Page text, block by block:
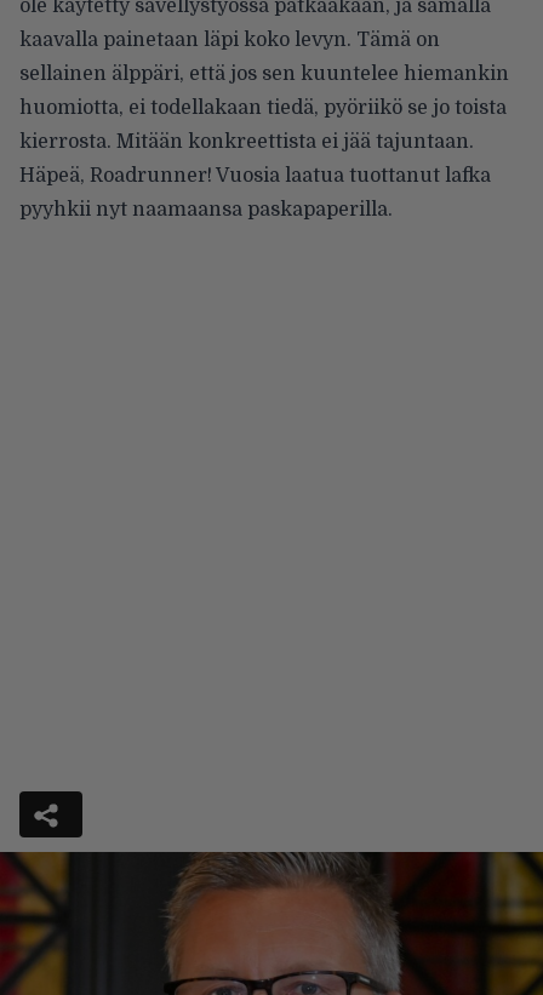
ole käytetty sävellystyössä pätkääkään, ja samalla
kaavalla painetaan läpi koko levyn. Tämä on
sellainen älppäri, että jos sen kuuntelee hiemankin
huomiotta, ei todellakaan tiedä, pyöriikö se jo toista
kierrosta. Mitään konkreettista ei jää tajuntaan.
Häpeä, Roadrunner! Vuosia laatua tuottanut lafka
pyyhkii nyt naamaansa paskapaperilla.